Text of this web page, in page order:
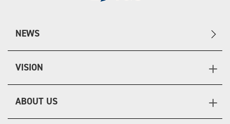
NEWS
VISION
ABOUT US